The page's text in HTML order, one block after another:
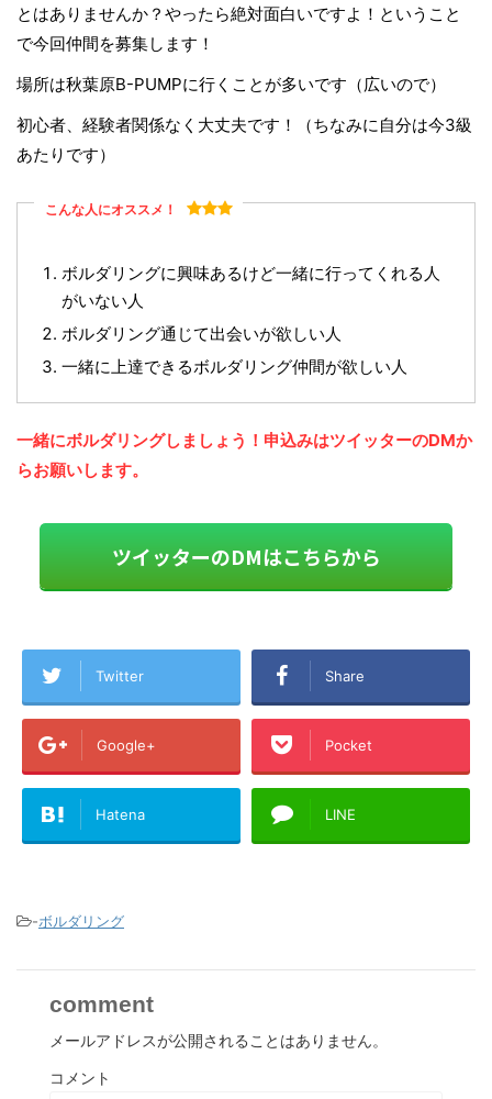
とはありませんか？やったら絶対面白いですよ！ということ
で今回仲間を募集します！
場所は秋葉原B-PUMPに行くことが多いです（広いので）
初心者、経験者関係なく大丈夫です！（ちなみに自分は今3級
あたりです）
こんな人にオススメ！
ボルダリングに興味あるけど一緒に行ってくれる人
がいない人
ボルダリング通じて出会いが欲しい人
一緒に上達できるボルダリング仲間が欲しい人
一緒にボルダリングしましょう！申込みはツイッターのDMか
らお願いします。
ツイッターのDMはこちらから
Twitter Share
Google+ Pocket
Hatena LINE
-ボルダリング
comment
メールアドレスが公開されることはありません。
コメント